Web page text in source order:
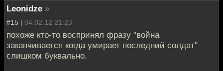
Leonidze »
#15 | 04.02.12 21:23
похоже кто-то воспринял фразу "война
заканчивается когда умирает последний солдат"
слишком буквально.